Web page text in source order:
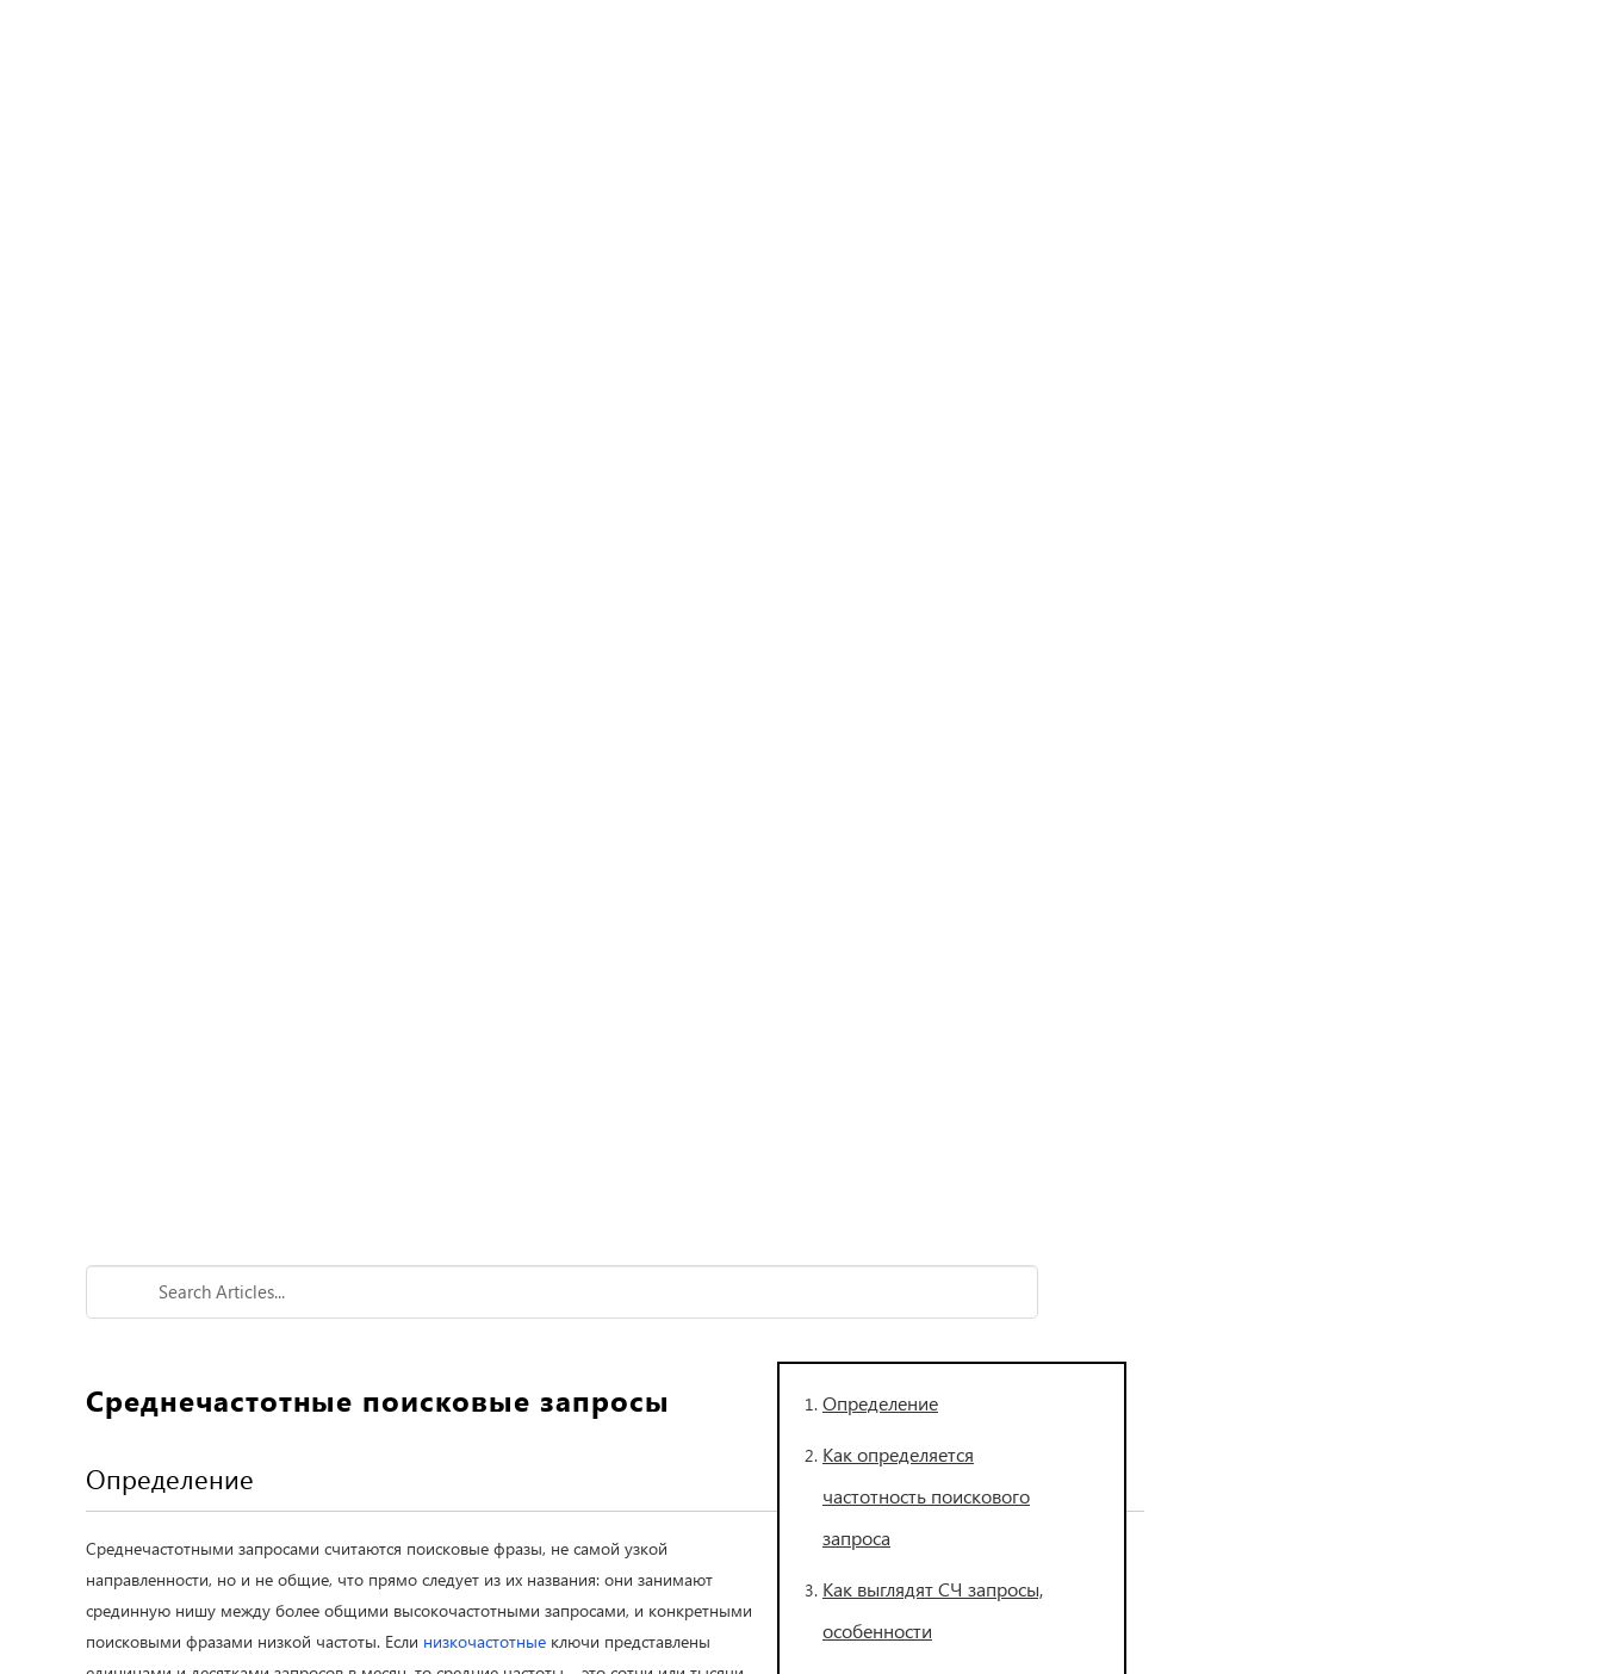
Определение
Как определяется
частотность поискового
запроса
Как выглядят СЧ запросы,
особенности
Среднечастотные поисковые запросы
Определение
Среднечастотными запросами считаются поисковые фразы, не самой узкой
направленности, но и не общие, что прямо следует из их названия: они занимают
срединную нишу между более общими высокочастотными запросами, и конкретными
поисковыми фразами низкой частоты. Если низкочастотные ключи представлены